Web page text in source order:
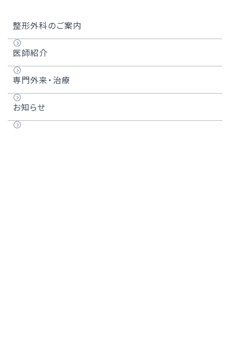
整形外科のご案内
医師紹介
専門外来・治療
お知らせ